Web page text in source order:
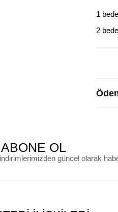
1
2
ABONE OL
güncel olarak